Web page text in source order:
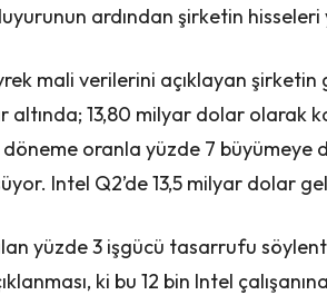
ardından şirketin
mali verilerini açıklayan
altında; 13,80 milyar dolar olarak
döneme oranla yüzde 7 büyümeye
Intel Q2’de 13,5 milyar dolar
yüzde 3 işgücü tasarrufu
ki bu 12 bin Intel